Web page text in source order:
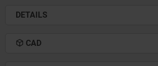
DETAILS
CAD